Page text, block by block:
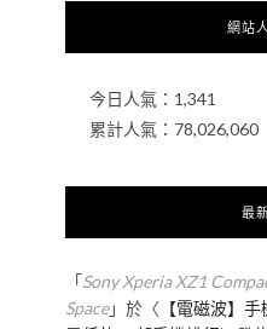
網站
今日人氣： 1,341
累計人氣： 78,026,060
最
「Sony Xperia XZ1
Space」於〈 【電磁波】